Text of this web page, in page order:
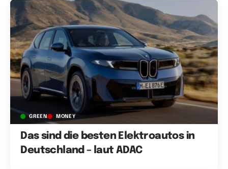
GREEN MONEY
Das sind die besten Elektroautos in
Deutschland – laut ADAC